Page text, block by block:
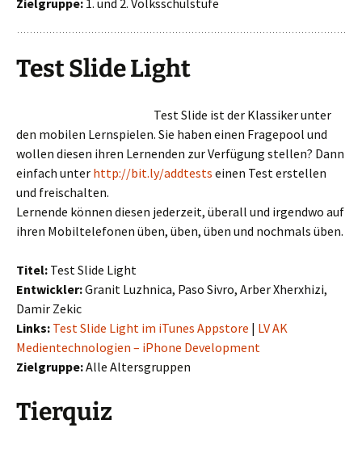
Zielgruppe: 1. und 2. Volksschulstufe
Test Slide Light
Test Slide ist der Klassiker unter
den mobilen Lernspielen. Sie haben einen Fragepool und
wollen diesen ihren Lernenden zur Verfügung stellen? Dann
einfach unter http://bit.ly/addtests einen Test erstellen
und freischalten.
Lernende können diesen jederzeit, überall und irgendwo auf
ihren Mobiltelefonen üben, üben, üben und nochmals üben.
Titel: Test Slide Light
Entwickler:Granit Luzhnica, Paso Sivro, Arber Xherxhizi,
Damir Zekic
Links: Test Slide Light im iTunes Appstore | LV AK
Medientechnologien – iPhone Development
Zielgruppe:Alle Altersgruppen
Tierquiz